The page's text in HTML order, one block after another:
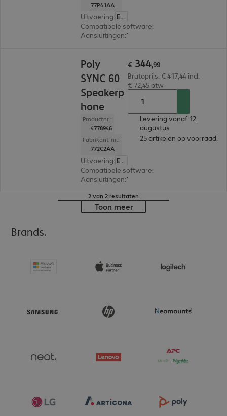
77P41AA
Uitvoering: Europa
Compatibele software:
Aansluitingen:
Poly
SYNC 60
Speakerp
hone
Productnr.:
4778946
Fabrikant-nr.:
772C2AA
Uitvoering: Europa
Compatibele software:
Aansluitingen:
€ 344,99
Brutoprijs: € 417,44 incl.
€ 72,45 btw
Levering vanaf 12.
augustus
25 artikelen op voorraad.
2 van 2 resultaten
Toon meer
Brands.